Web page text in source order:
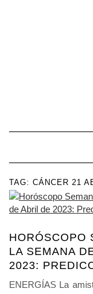
TAG: CÁNCER 21
HORÓSCOPO
LA SEMANA
2023:
ENERGÍAS La